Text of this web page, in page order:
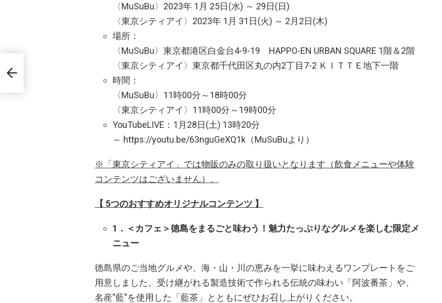
〈MuSuBu〉2023年 1月 25日(水) ～ 29日(日)
〈東京シティアイ〉2023年 1月 31日(火) ～ 2月2日(木)
場所：
〈MuSuBu〉東京都港区白金台4-9-19 HAPPO-EN URBAN SQUARE 1階＆2階
〈東京シティアイ〉東京都千代田区丸の内2丁目7-2 ＫＩＴＴＥ地下一階
時間：
〈MuSuBu〉11時00分～18時00分
〈東京シティアイ〉11時00分～19時00分​
YouTubeLIVE：1月28日(土) 13時20分
～ https://youtu.be/63nguGeXQ1k（MuSuBuより）
※「東京シティアイ」では物販のみの取り扱いとなります（飲食メニューや体験
コンテンツはございません）。
【 5つのおすすめオリジナルコンテンツ 】
1．＜カフェ＞徳島をまるごと味わう！魅力たっぷりなグルメを楽しむ限定メ
ニュー
徳島県のご当地グルメや、海・山・川の恵みを一挙に味わえるワンプレートをご
用意しました。受け継がれる製造技術で作られる伝統の味わい「阿波番茶」や、
名産"藍"を使用した「藍茶」とともにぜひお召し上がりください。